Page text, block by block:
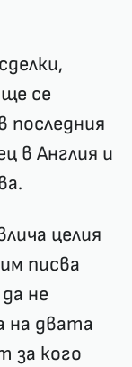
се
последния
в Англия и
целия
писва
не
на двата
за кого